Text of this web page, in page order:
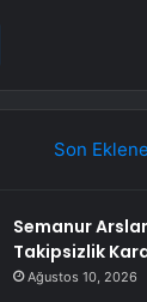
Son
Semanur
Takipsizlik
Ağustos 10, 2026